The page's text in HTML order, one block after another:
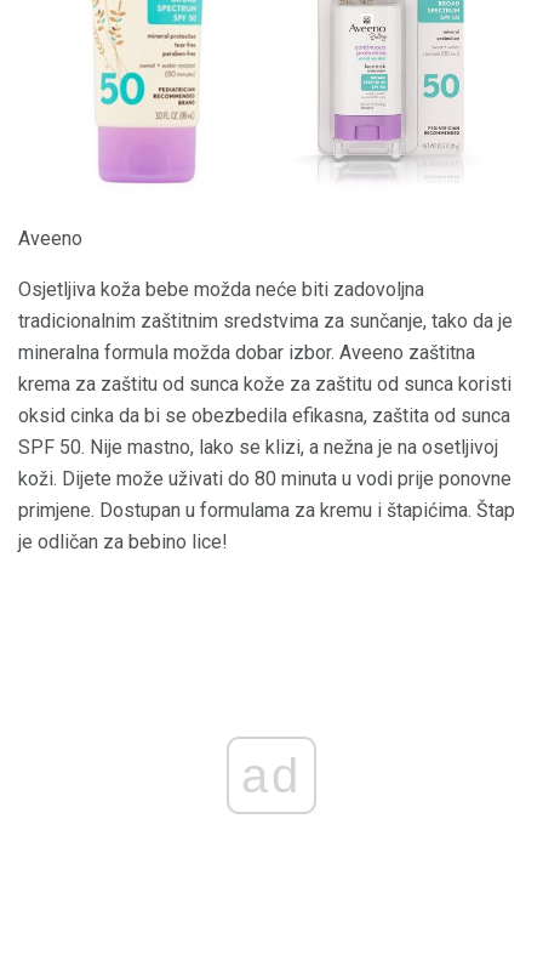
Aveeno
Osjetljiva koža bebe možda neće biti zadovoljna
tradicionalnim zaštitnim sredstvima za sunčanje, tako da je
mineralna formula možda dobar izbor. Aveeno zaštitna
krema za zaštitu od sunca kože za zaštitu od sunca koristi
oksid cinka da bi se obezbedila efikasna, zaštita od sunca
SPF 50. Nije mastno, lako se klizi, a nežna je na osetljivoj
koži. Dijete može uživati ​​do 80 minuta u vodi prije ponovne
primjene. Dostupan u formulama za kremu i štapićima. Štap
je odličan za bebino lice!
ad